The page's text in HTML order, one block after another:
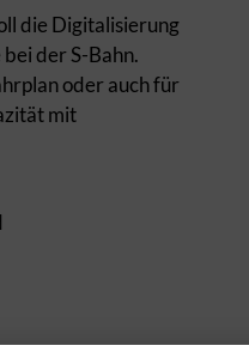
die Digitalisierung
der S-Bahn.
oder auch für
mit